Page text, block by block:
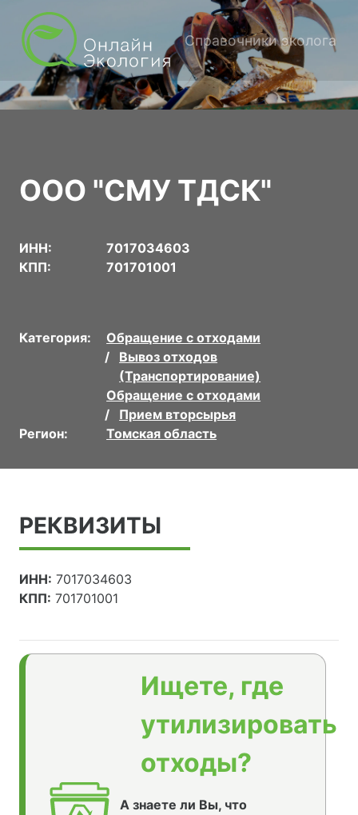
Справочники эколога
ООО "СМУ ТДСК"
ИНН:
7017034603
КПП:
701701001
Категория:
Обращение с отходами
Вывоз отходов
(Транспортирование)
Обращение с отходами
Прием вторсырья
Регион:
Томская область
РЕКВИЗИТЫ
ИНН: 7017034603
КПП: 701701001
Ищете, где
утилизировать
отходы?
А знаете ли Вы, что